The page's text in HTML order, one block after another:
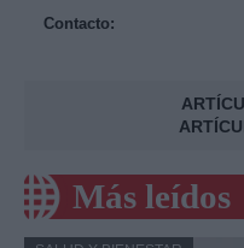
Contacto:
Más leídos